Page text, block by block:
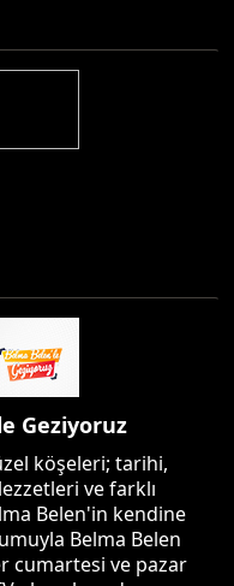
Geziyoruz
köşeleri; tarihi,
ve farklı
Belen'in kendine
Belma Belen
cumartesi ve pazar